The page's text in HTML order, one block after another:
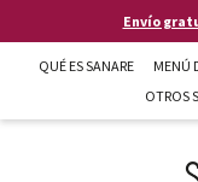
Pasar al contenido
Envío
QUÉ ES SANARE MENÚ
OTROS